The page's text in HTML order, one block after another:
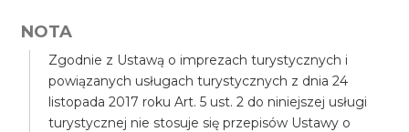
NOTA
Zgodnie z Ustawą o imprezach turystycznych i
powiązanych usługach turystycznych z dnia 24
listopada 2017 roku Art. 5 ust. 2 do niniejszej usługi
turystycznej nie stosuje się przepisów Ustawy o